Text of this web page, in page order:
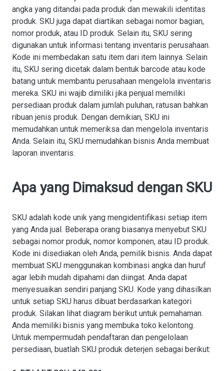
angka yang ditandai pada produk dan mewakili identitas
produk. SKU juga dapat diartikan sebagai nomor bagian,
nomor produk, atau ID produk. Selain itu, SKU sering
digunakan untuk informasi tentang inventaris perusahaan.
Kode ini membedakan satu item dari item lainnya. Selain
itu, SKU sering dicetak dalam bentuk barcode atau kode
batang untuk membantu perusahaan mengelola inventaris
mereka. SKU ini wajib dimiliki jika penjual memiliki
persediaan produk dalam jumlah puluhan, ratusan bahkan
ribuan jenis produk. Dengan demikian, SKU ini
memudahkan untuk memeriksa dan mengelola inventaris
Anda. Selain itu, SKU memudahkan bisnis Anda membuat
laporan inventaris.
Apa yang Dimaksud dengan SKU
SKU adalah kode unik yang mengidentifikasi setiap item
yang Anda jual. Beberapa orang biasanya menyebut SKU
sebagai nomor produk, nomor komponen, atau ID produk.
Kode ini disediakan oleh Anda, pemilik bisnis. Anda dapat
membuat SKU menggunakan kombinasi angka dan huruf
agar lebih mudah dipahami dan diingat. Anda dapat
menyesuaikan sendiri panjang SKU. Kode yang dihasilkan
untuk setiap SKU harus dibuat berdasarkan kategori
produk. Silakan lihat diagram berikut untuk pemahaman.
Anda memiliki bisnis yang membuka toko kelontong.
Untuk mempermudah pendaftaran dan pengelolaan
persediaan, buatlah SKU produk deterjen sebagai berikut: